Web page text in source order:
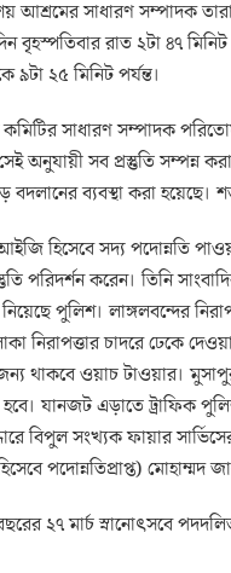
আশ্রমের সাধারণ সম্পাদক
বৃহস্পতিবার রাত ২টা ৪৭
৯টা ২৫ মিনিট পর্যন্ত।
কমিটির সাধারণ সম্পাদক
অনুযায়ী সব প্রস্তুতি সম্পন্ন
বদলানের ব্যবস্থা করা হয়েছে।
হিসেবে সদ্য পদোন্নতি
পরিদর্শন করেন। তিনি
নিয়েছে পুলিশ। লাঙ্গলবন্দের
নিরাপত্তার চাদরে ঢেকে
থাকবে ওয়াচ টাওয়ার।
যানজট এড়াতে ট্রাফিক
বিপুল সংখ্যক ফায়ার
পদোন্নতিপ্রাপ্ত) মোহাম্মদ
২৭ মার্চ স্নানোৎসবে